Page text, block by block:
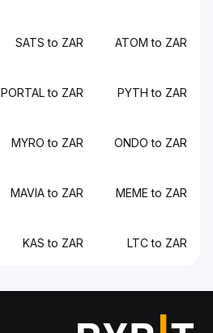
ATOM to ZAR
SATS to ZAR
PYTH to ZAR
PORTAL to ZAR
ONDO to ZAR
MYRO to ZAR
MEME to ZAR
MAVIA to ZAR
LTC to ZAR
KAS to ZAR